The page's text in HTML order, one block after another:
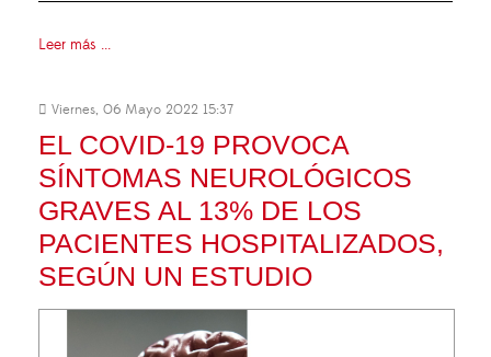
Leer más ...
Viernes, 06 Mayo 2022 15:37
EL COVID-19 PROVOCA
SÍNTOMAS NEUROLÓGICOS
GRAVES AL 13% DE LOS
PACIENTES HOSPITALIZADOS,
SEGÚN UN ESTUDIO